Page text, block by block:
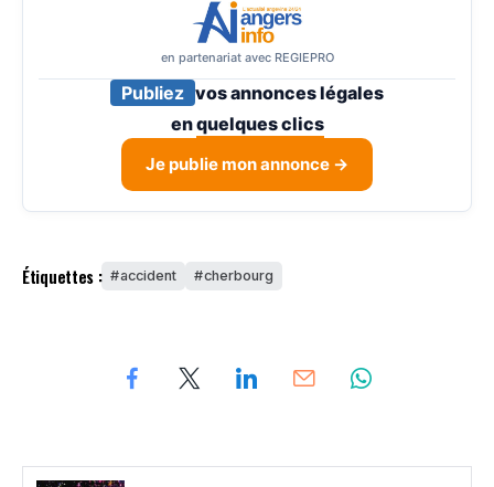
en partenariat avec REGIEPRO
Publiez vos annonces légales
enquelques clics
Je publie mon annonce →
Étiquettes : accident cherbourg